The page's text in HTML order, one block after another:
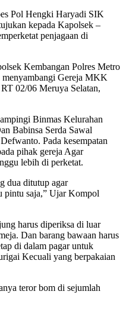
Pol Hengki Haryadi SIK
kepada Kapolsek –
penjagaan di
Kembangan Polres Metro
Gereja MKK
02/06 Meruya Selatan,
Binmas Kelurahan
Babinsa Serda Sawal
Pada kesempatan
pihak gereja Agar
lebih di perketat.
dua ditutup agar
pintu saja,” Ujar Kompol
harus diperiksa di luar
Dan barang bawaan harus
di dalam pagar untuk
Kecuali yang berpakaian
teror bom di sejumlah